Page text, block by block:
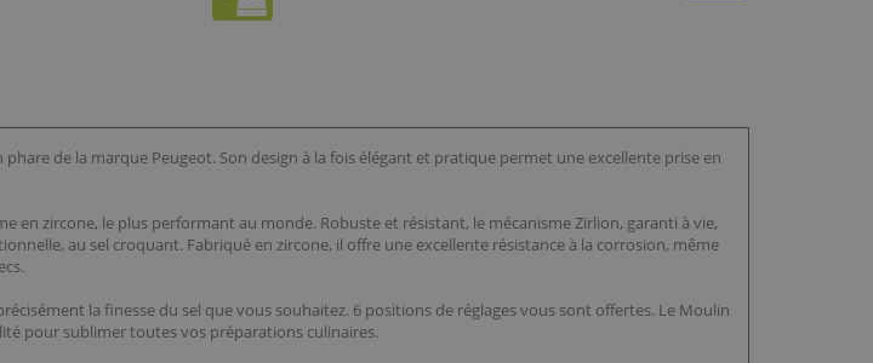
de la marque Peugeot. Son design à la fois élégant et pratique permet une excellente prise en
en zircone, le plus performant au monde. Robuste et résistant, le mécanisme Zirlion, garanti à vie,
au sel croquant. Fabriqué en zircone, il offre une excellente résistance à la corrosion, même
la finesse du sel que vous souhaitez. 6 positions de réglages vous sont offertes. Le Moulin
pour sublimer toutes vos préparations culinaires.